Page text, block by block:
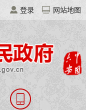
登录 网站地图